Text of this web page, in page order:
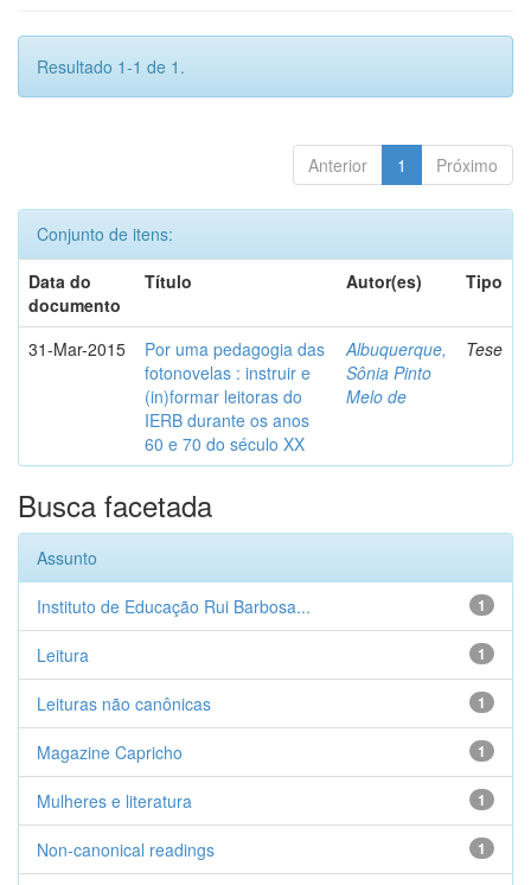
Resultado 1-1 de 1.
Anterior 1 Próximo
Conjunto de itens:
Data do
documento
Título Autor(es) Tipo
31-Mar-2015
Por uma pedagogia das
fotonovelas : instruir e
(in)formar leitoras do
IERB durante os anos
60 e 70 do século XX
Albuquerque,
Sônia Pinto
Melo de
Tese
Busca facetada
Assunto
1
Instituto de Educação Rui Barbosa...
1
Leitura
1
Leituras não canônicas
1
Magazine Capricho
1
Mulheres e literatura
1
Non-canonical readings